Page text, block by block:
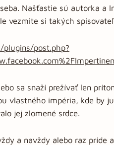
Našťastie sú autorka a
vezmite si takých
post.php?
sa snaží prežívať len
vlastného impéria, kde by
jej zlomené srdce.
a navždy alebo raz príde